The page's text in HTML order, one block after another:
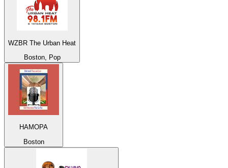
WZBR The Urban Heat
Boston, Pop
HAMOPA
Boston